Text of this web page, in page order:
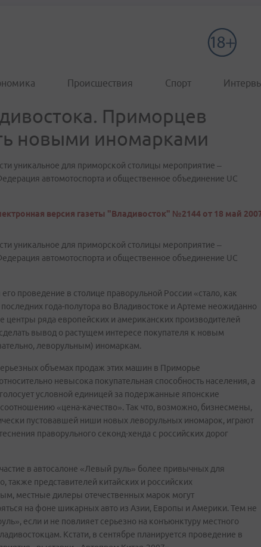
Происшествия Спорт
Приморцев
новыми иномарками
уникальное для приморской столицы мероприятие –
автомотоспорта и общественное объединение UC
версия газеты "Владивосток" №2144 от 18 май
уникальное для приморской столицы мероприятие –
автомотоспорта и общественное объединение UC
проведение в столице праворульной России «стало, как
года-полутора во Владивостоке и Артеме неожиданно
ряда европейских и американских производителей
вывод о растущем интересе покупателя к новым
леворульным) иномаркам.
объемах продаж этих машин в Приморье
невысока покупательная способность населения, а
условной единицей за подержанные японские
«цена-качество». Так что, возможно, бизнесмены,
пустовавшей ниши новых леворульных иномарок, играют
праворульного секонд-хенда с российских дорог
в автосалоне «Левый руль» более привычных для
представителей китайских и российских
местные дилеры отечественных марок могут
на фоне шикарных авто из Азии, Европы и Америки. Тем не
если и не повлияет серьезно на конъюнктуру местного
Кстати, в сентябре планируется проведение в